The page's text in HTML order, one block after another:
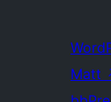
Matt